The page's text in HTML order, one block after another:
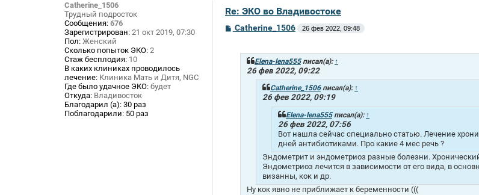
Catherine_1506
Трудный подросток
Сообщения: 676
Зарегистрирован: 21 окт 2019, 07:30
Пол: Женский
Сколько попыток ЭКО: 2
Стаж бесплодия: 10
В каких клиниках проводилось
лечение: Клиника Мать и Дитя, NGC
Где было удачное ЭКО: будет
Откуда: Владивосток
Благодарил (а): 30 раз
Поблагодарили: 50 раз
Re: ЭКО во Владивостоке
СCatherine_1506 26 фев 2022, 09:48
Elena-lena555писал(а): ↑
26 фев 2022, 09:22
Catherine_1506писал(а): ↑
26 фев 2022, 09:19
Elena-lena555писал(а): ↑
26 фев 2022, 07:56
Вот нашла сейчас специально статью. Лечение
дней антибиотиками. Про какие 4 мес речь ?
Эндометрит и эндометриоз разные болезни.
Эндометриоз лечится в зависимости от его вида, в
визанны, кок и др.
Ну кок явно не приближает к беременности (((